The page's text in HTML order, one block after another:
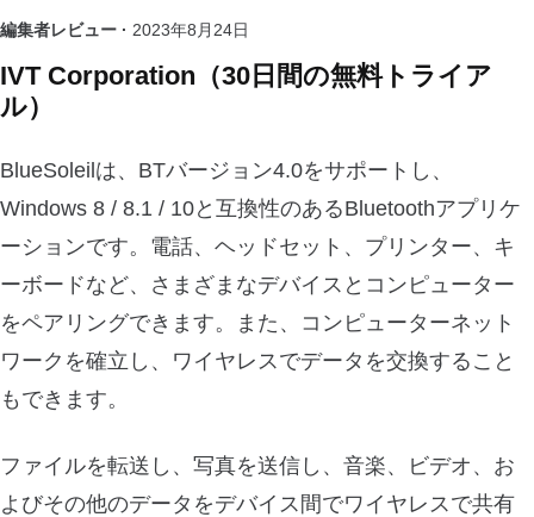
編集者レビュー · 2023年8月24日
IVT Corporation（30日間の無料トライア
ル）
BlueSoleilは、BTバージョン4.0をサポートし、
Windows 8 / 8.1 / 10と互換性のあるBluetoothアプリケ
ーションです。電話、ヘッドセット、プリンター、キ
ーボードなど、さまざまなデバイスとコンピューター
をペアリングできます。また、コンピューターネット
ワークを確立し、ワイヤレスでデータを交換すること
もできます。
ファイルを転送し、写真を送信し、音楽、ビデオ、お
よびその他のデータをデバイス間でワイヤレスで共有